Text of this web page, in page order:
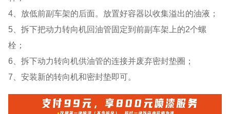
4、放低前副车架的后面。放置好容器以收集溢出的油液；
5、拆下把动力转向机回油管固定到前副车架上的2个螺
栓；
6、拆下动力转向机供油管的连接并废弃密封垫圈；
7、安装新的转向机和密封垫即可。